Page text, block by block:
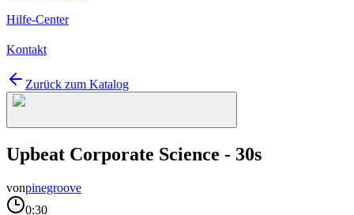
Hilfe-Center
Kontakt
Zurück zum Katalog
Upbeat Corporate Science - 30s
vonpinegroove
0:30